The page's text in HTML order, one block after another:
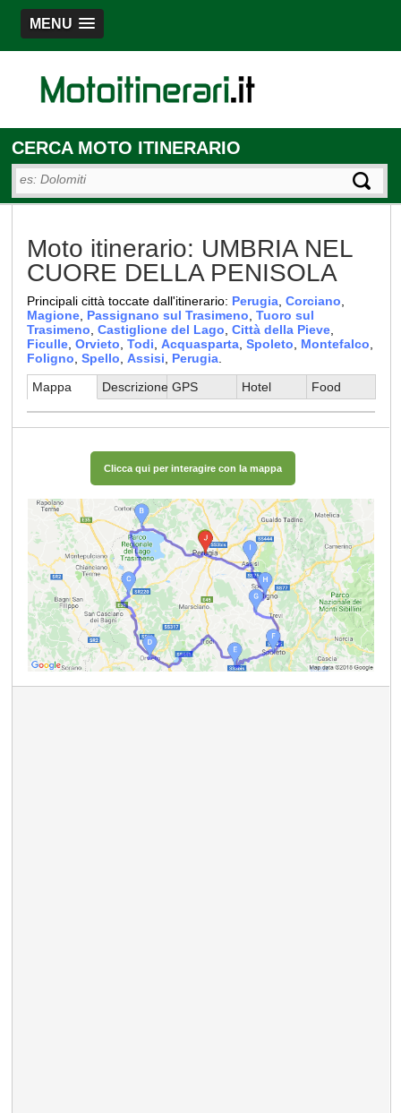
MENU
CERCA MOTO ITINERARIO
Moto itinerario: UMBRIA NEL
CUORE DELLA PENISOLA
Principali città toccate dall'itinerario: Perugia ,Corciano
Magione Passignano sul Trasimeno ,Tuoro sul
Trasimeno ,Castiglione del Lago ,Città della Pieve
Ficulle ,Orvieto ,Todi ,Acquasparta ,Spoleto Montefalco
Foligno ,Spello ,Assisi Perugia
Mappa
Descrizione GPS Hotel Food
Clicca qui per interagire con la mappa